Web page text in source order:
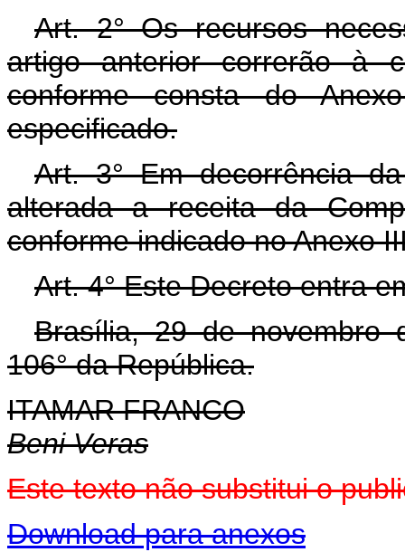
Art. 2° Os recursos
artigo anterior correrão à
conforme consta do
especificado.
Art. 3° Em decorrência
alterada a receita da
conforme indicado no Anexo
Art. 4° Este Decreto entra
Brasília, 29 de novembro
106° da República.
ITAMAR FRANCO
Beni Veras
Este texto não substitui o
Download para anexos